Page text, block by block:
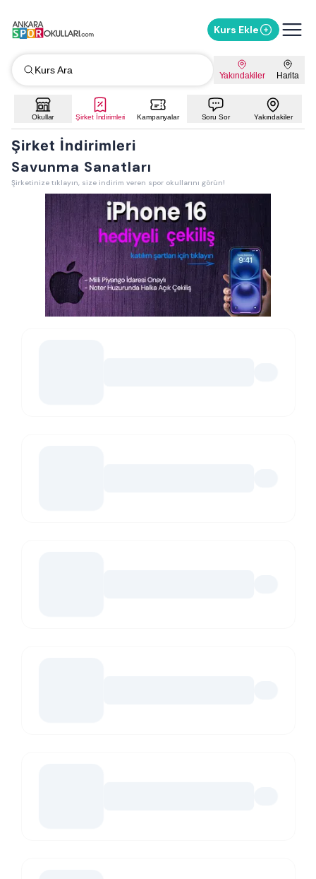
Kurs Ekle
Kurs Ara Yakındakiler Harita
Okullar Şirket İndirimleri Kampanyalar Soru Sor Yakındakiler
Şirket İndirimleri
Savunma Sanatları
Şirketinize tıklayın, size indirim veren spor okullarını görün!